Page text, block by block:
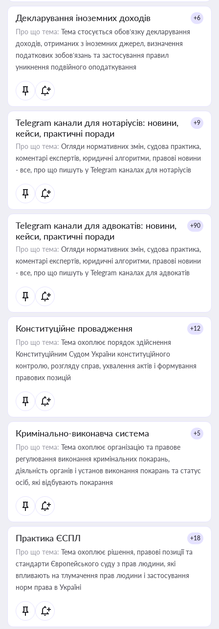
Декларування іноземних доходів +6
Про що тема: Тема стосується обов’язку декларування
доходів, отриманих з іноземних джерел, визначення
податкових зобов’язань та застосування правил
уникнення подвійного оподаткування
Telegram канали для нотаріусів: новини,
кейси, практичні поради
+9
Про що тема: Огляди нормативних змін, судова практика,
коментарі експертів, юридичні алгоритми, правові новини
- все, про що пишуть у Telegram каналах для нотаріусів
Telegram канали для адвокатів: новини,
кейси, практичні поради
+90
Про що тема: Огляди нормативних змін, судова практика,
коментарі експертів, юридичні алгоритми, правові новини
- все, про що пишуть у Telegram каналах для адвокатів
Конституційне провадження +12
Про що тема: Тема охоплює порядок здійснення
Конституційним Судом України конституційного
контролю, розгляду справ, ухвалення актів і формування
правових позицій
Кримінально-виконавча система +5
Про що тема: Тема охоплює організацію та правове
регулювання виконання кримінальних покарань,
діяльність органів і установ виконання покарань та статус
осіб, які відбувають покарання
Практика ЄСПЛ +18
Про що тема: Тема охоплює рішення, правові позиції та
стандарти Європейського суду з прав людини, які
впливають на тлумачення прав людини і застосування
норм права в Україні